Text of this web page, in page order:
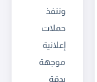
وننفذ
حملات
إعلانية
موجهة
بدقة